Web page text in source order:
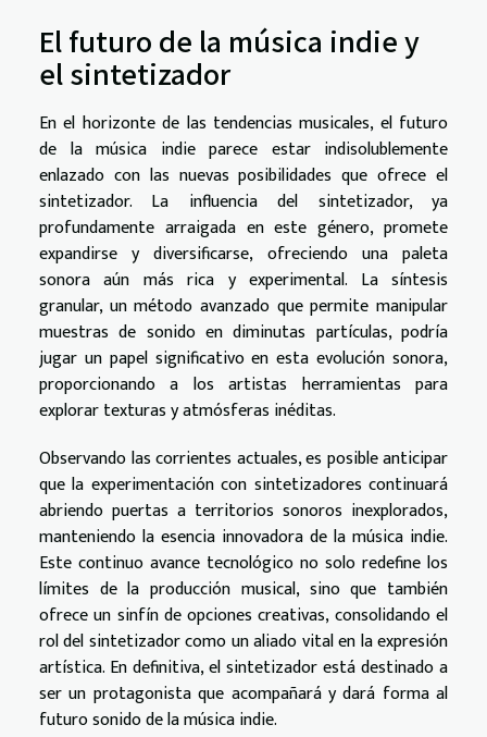
El futuro de la música indie y
el sintetizador
En el horizonte de las tendencias musicales, el futuro
de la música indie parece estar indisolublemente
enlazado con las nuevas posibilidades que ofrece el
sintetizador. La influencia del sintetizador, ya
profundamente arraigada en este género, promete
expandirse y diversificarse, ofreciendo una paleta
sonora aún más rica y experimental. La síntesis
granular, un método avanzado que permite manipular
muestras de sonido en diminutas partículas, podría
jugar un papel significativo en esta evolución sonora,
proporcionando a los artistas herramientas para
explorar texturas y atmósferas inéditas.
Observando las corrientes actuales, es posible anticipar
que la experimentación con sintetizadores continuará
abriendo puertas a territorios sonoros inexplorados,
manteniendo la esencia innovadora de la música indie.
Este continuo avance tecnológico no solo redefine los
límites de la producción musical, sino que también
ofrece un sinfín de opciones creativas, consolidando el
rol del sintetizador como un aliado vital en la expresión
artística. En definitiva, el sintetizador está destinado a
ser un protagonista que acompañará y dará forma al
futuro sonido de la música indie.